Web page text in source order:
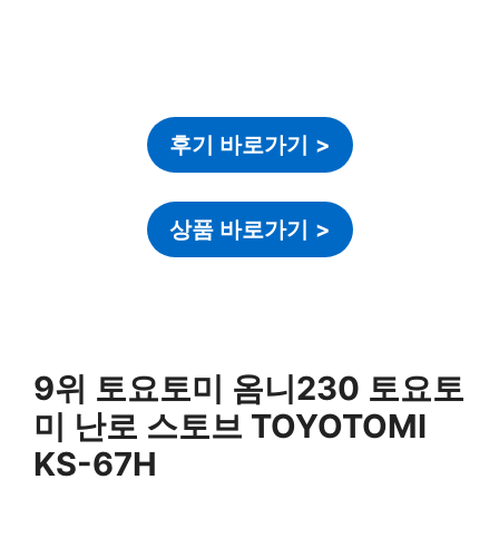
후기 바로가기 >
상품 바로가기 >
9위 토요토미 옴니230 토요토
미 난로 스토브 TOYOTOMI
KS-67H